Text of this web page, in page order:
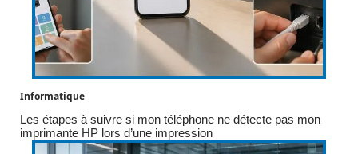
Informatique
Les étapes à suivre si mon téléphone ne détecte pas mon
imprimante HP lors d’une impression